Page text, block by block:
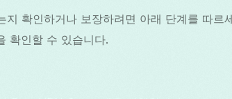
확인하거나 보장하려면 아래 단계를 따르
확인할 수 있습니다.